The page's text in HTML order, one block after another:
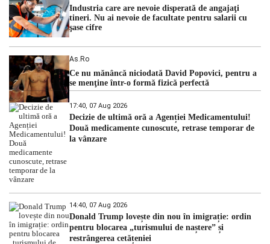
Industria care are nevoie disperată de angajaţi
tineri. Nu ai nevoie de facultate pentru salarii cu
şase cifre
As.ro
Ce nu mănâncă niciodată David Popovici, pentru a
se menţine într-o formă fizică perfectă
17:40, 07 Aug 2026
Decizie de ultimă oră a Agenției Medicamentului!
Două medicamente cunoscute, retrase temporar de
la vânzare
14:40, 07 Aug 2026
Donald Trump lovește din nou în imigrație: ordin
pentru blocarea „turismului de naștere” și
restrângerea cetățeniei